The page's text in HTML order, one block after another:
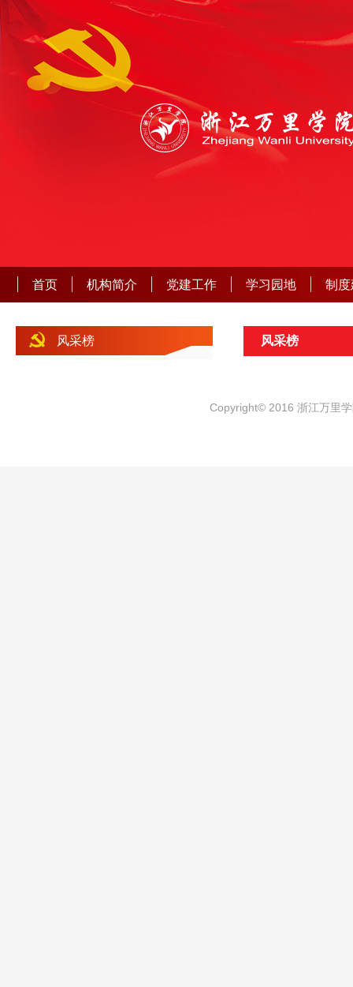
首页 机构简介 党建工作 学习园地 制
风采榜 风采榜
Copyright© 2016 浙江万里